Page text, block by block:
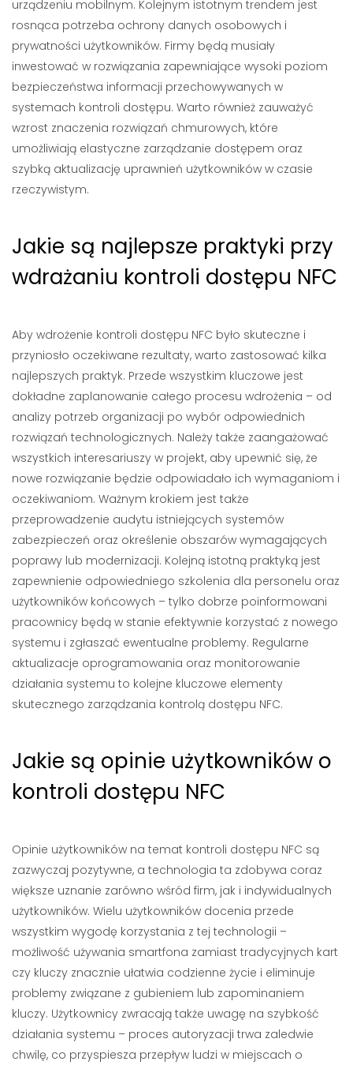
urządzeniu mobilnym. Kolejnym istotnym trendem jest
rosnąca potrzeba ochrony danych osobowych i
prywatności użytkowników. Firmy będą musiały
inwestować w rozwiązania zapewniające wysoki poziom
bezpieczeństwa informacji przechowywanych w
systemach kontroli dostępu. Warto również zauważyć
wzrost znaczenia rozwiązań chmurowych, które
umożliwiają elastyczne zarządzanie dostępem oraz
szybką aktualizację uprawnień użytkowników w czasie
rzeczywistym.
Jakie są najlepsze praktyki przy
wdrażaniu kontroli dostępu NFC
Aby wdrożenie kontroli dostępu NFC było skuteczne i
przyniosło oczekiwane rezultaty, warto zastosować kilka
najlepszych praktyk. Przede wszystkim kluczowe jest
dokładne zaplanowanie całego procesu wdrożenia – od
analizy potrzeb organizacji po wybór odpowiednich
rozwiązań technologicznych. Należy także zaangażować
wszystkich interesariuszy w projekt, aby upewnić się, że
nowe rozwiązanie będzie odpowiadało ich wymaganiom i
oczekiwaniom. Ważnym krokiem jest także
przeprowadzenie audytu istniejących systemów
zabezpieczeń oraz określenie obszarów wymagających
poprawy lub modernizacji. Kolejną istotną praktyką jest
zapewnienie odpowiedniego szkolenia dla personelu oraz
użytkowników końcowych – tylko dobrze poinformowani
pracownicy będą w stanie efektywnie korzystać z nowego
systemu i zgłaszać ewentualne problemy. Regularne
aktualizacje oprogramowania oraz monitorowanie
działania systemu to kolejne kluczowe elementy
skutecznego zarządzania kontrolą dostępu NFC.
Jakie są opinie użytkowników o
kontroli dostępu NFC
Opinie użytkowników na temat kontroli dostępu NFC są
zazwyczaj pozytywne, a technologia ta zdobywa coraz
większe uznanie zarówno wśród firm, jak i indywidualnych
użytkowników. Wielu użytkowników docenia przede
wszystkim wygodę korzystania z tej technologii –
możliwość używania smartfona zamiast tradycyjnych kart
czy kluczy znacznie ułatwia codzienne życie i eliminuje
problemy związane z gubieniem lub zapominaniem
kluczy. Użytkownicy zwracają także uwagę na szybkość
działania systemu – proces autoryzacji trwa zaledwie
chwilę, co przyspiesza przepływ ludzi w miejscach o